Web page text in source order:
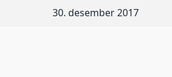
30. desember 2017
annen spesifikasjon, som ligger